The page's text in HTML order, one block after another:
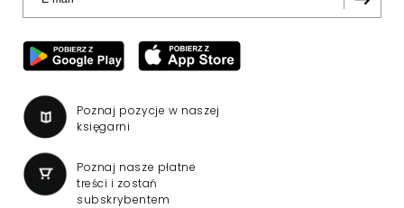
Poznaj pozycje w naszej
księgarni
Poznaj nasze płatne
treści i zostań
subskrybentem